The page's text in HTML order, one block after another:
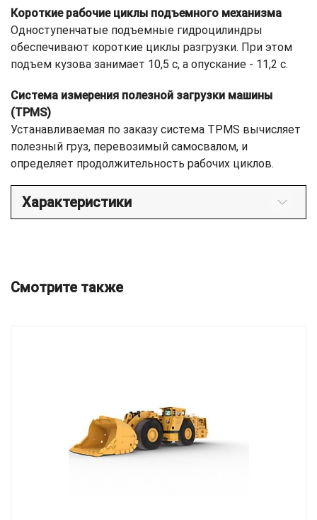
Короткие рабочие циклы подъемного механизма
Одноступенчатые подъемные гидроцилиндры
обеспечивают короткие циклы разгрузки. При этом
подъем кузова занимает 10,5 с, а опускание - 11,2 с.
Система измерения полезной загрузки машины
(TPMS)
Устанавливаемая по заказу система TPMS вычисляет
полезный груз, перевозимый самосвалом, и
определяет продолжительность рабочих циклов.
Характеристики
Смотрите также